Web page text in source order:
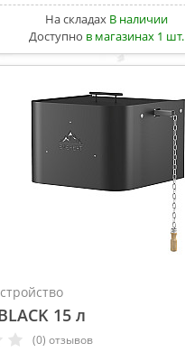
На складах В наличии
Доступно в магазинах 1 шт.
15 л
(0) отзывов